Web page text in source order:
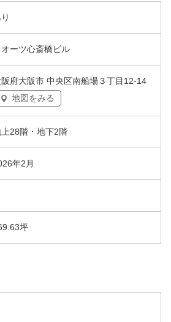
オーツ心斎橋ビル
阪府大阪市 中央区南船場３丁目12-14
地図をみる
28階・地下2階
年2月
坪